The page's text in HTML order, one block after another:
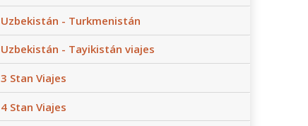
Uzbekistán - Turkmenistán
Uzbekistán - Tayikistán viajes
3 Stan Viajes
4 Stan Viajes